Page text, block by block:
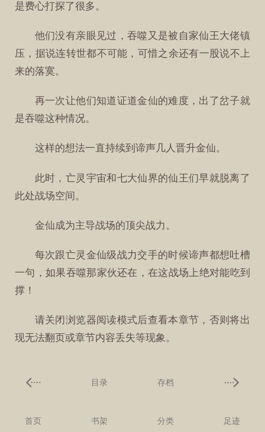
是费心打探了很多。
他们没有亲眼见过，吞噬又是被自家仙王大佬镇
压，据说连转世都不可能，可惜之余还有一股说不上
来的落寞。
再一次让他们知道证道金仙的难度，出了岔子就
是吞噬这种情况。
这样的想法一直持续到谛声几人晋升金仙。
此时，亡灵宇宙和七大仙界的仙王们早就脱离了
此处战场空间。
金仙成为主导战场的顶尖战力。
每次跟亡灵金仙级战力交手的时候谛声都想吐槽
一句，如果吞噬那家伙还在，在这战场上绝对能吃到
撑！
请关闭浏览器阅读模式后查看本章节，否则将出
现无法翻页或章节内容丢失等现象。
目录 存档
首页 书架 分类 足迹